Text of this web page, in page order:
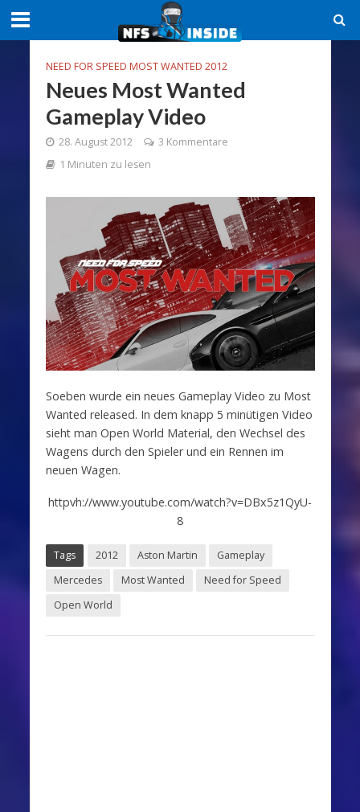
NEED FOR SPEED MOST WANTED 2012
Neues Most Wanted
Gameplay Video
28. August 2012
3 Kommentare
1 Minuten zu lesen
Soeben wurde ein neues Gameplay Video zu Most
Wanted released. In dem knapp 5 minütigen Video
sieht man Open World Material, den Wechsel des
Wagens durch den Spieler und ein Rennen im
neuen Wagen.
httpvh://www.youtube.com/watch?v=DBx5z1QyU-
8
Tags 2012 Aston Martin
Gameplay
Mercedes
Most Wanted
Need for Speed
Open World